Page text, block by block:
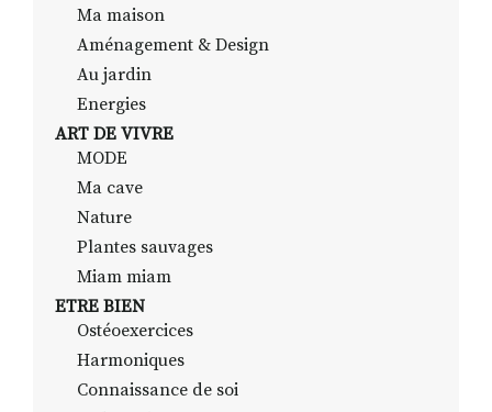
Ma maison
Aménagement & Design
Au jardin
Energies
ART DE VIVRE
MODE
Ma cave
Nature
Plantes sauvages
Miam miam
ETRE BIEN
Ostéoexercices
Harmoniques
Connaissance de soi